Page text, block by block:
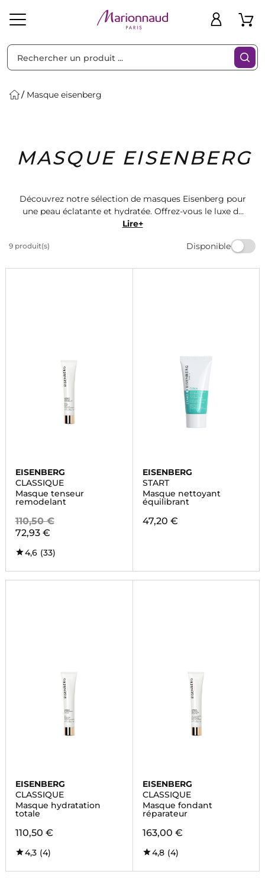
Solaire Homme Marques Idées
Cadeaux
Bons
Plans
Masque eisenberg
MASQUE EISENBERG
Découvrez notre sélection de masques Eisenberg pour
une peau éclatante et hydratée. Offrez-vous le luxe de
soins de qualité supérieure avec nos produits formulés
une peau radieuse et revitalisée grâce à nos masques
Lire+
9 produit(s) Disponible
Filtres
EISENBERG
CLASSIQUE
Masque tenseur
remodelant
110,50 €
72,93 €
4,6 (33)
EISENBERG
START
Masque nettoyant
équilibrant
47,20 €
EISENBERG
CLASSIQUE
Masque hydratation
totale
110,50 €
4,3 (4)
EISENBERG
CLASSIQUE
Masque fondant
réparateur
163,00 €
4,8 (4)